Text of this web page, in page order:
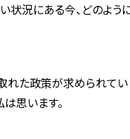
にある今、どのように
れた政策が求められてい
思います。